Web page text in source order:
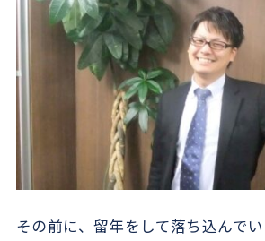
その前に、留年をして落ち込んでい